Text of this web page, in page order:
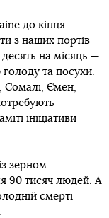
до кінця
з наших портів
на місяць —
та посухи.
Сомалі, Ємен,
ініціативи
зерном
90 тисяч людей. А
смерті